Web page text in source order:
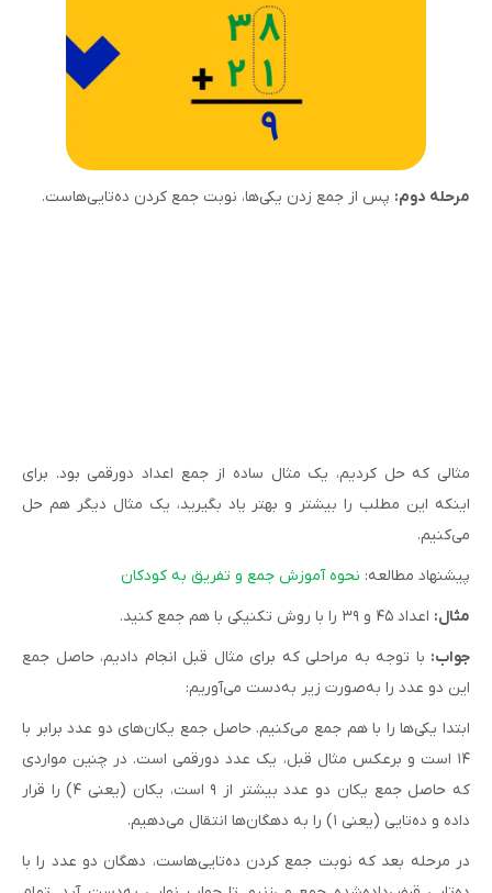
مرحله دوم: پس از جمع زدن یکی‌ها، نوبت جمع کردن ده‌تایی‌هاست.
مثالی که حل کردیم، یک مثال ساده از جمع اعداد دورقمی بود. برای
اینکه این مطلب را بیشتر و بهتر یاد بگیرید، یک مثال دیگر هم حل
می‌کنیم.
پیشنهاد مطالعه: نحوه آموزش جمع و تفریق به کودکان
مثال: اعداد ۴۵ و ۳۹ را با روش تکنیکی با هم جمع کنید.
جواب: با توجه به مراحلی که برای مثال قبل انجام دادیم، حاصل جمع
این دو عدد را به‌صورت زیر به‌دست می‌آوریم:
ابتدا یکی‌ها را با هم جمع می‌کنیم. حاصل جمع یکان‌های دو عدد برابر با
۱۴ است و برعکس مثال قبل، یک عدد دورقمی است. در چنین مواردی
که حاصل جمع یکان دو عدد بیشتر از ۹ است، یکان (یعنی ۴) را قرار
داده و ده‌تایی (یعنی ۱) را به دهگان‌ها انتقال می‌دهیم.
در مرحله بعد که نوبت جمع کردن ده‌تایی‌هاست، دهگان دو عدد را با